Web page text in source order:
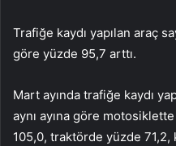
Trafiğe kaydı yapılan araç
göre yüzde 95,7 arttı.
Mart ayında trafiğe kaydı
aynı ayına göre
105,0, traktörde yüzde